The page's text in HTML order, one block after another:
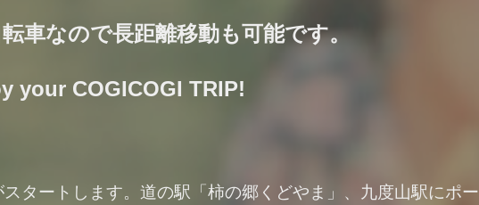
車なので長距離移動も可能です。
your COGICOGI TRIP!
タートします。道の駅「柿の郷くどやま」、九度山駅にポー